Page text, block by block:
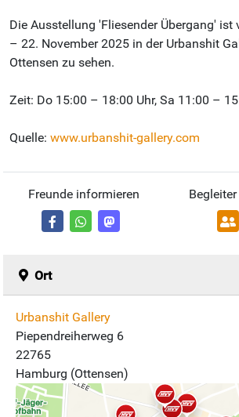
Die Ausstellung 'Fliesender Übergang' ist
– 22. November 2025 in der Urbanshit
Ottensen zu sehen.
Zeit: Do 15:00 – 18:00 Uhr, Sa 11:00 –
Quelle: www.urbanshit-gallery.com
Freunde informieren
Ort
Urbanshit Gallery
Piependreiherweg 6
22765
Hamburg (Ottensen)